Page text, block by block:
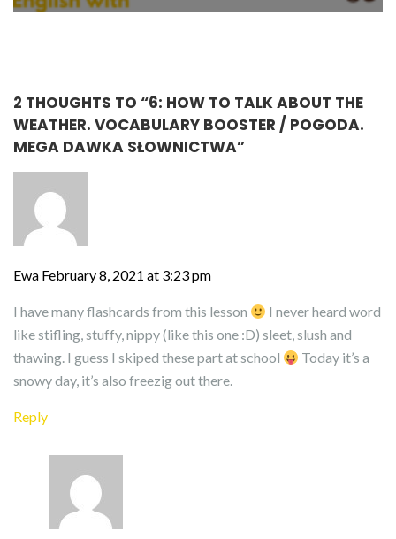
2 THOUGHTS TO “6: HOW TO TALK ABOUT THE
WEATHER. VOCABULARY BOOSTER / POGODA.
MEGA DAWKA SŁOWNICTWA”
Ewa February 8, 2021 at 3:23 pm
I have many flashcards from this lesson
I never heard word
like stifling, stuffy, nippy (like this one :D) sleet, slush and
thawing. I guess I skiped these part at school
Today it’s a
snowy day, it’s also freezig out there.
Reply